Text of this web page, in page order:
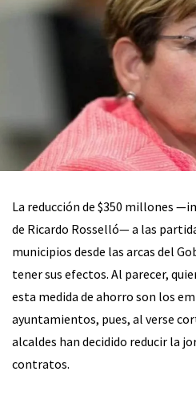
La reducción de $350 millones
de Ricardo Rosselló— a las
municipios desde las arcas del
tener sus efectos. Al parecer,
esta medida de ahorro son los
ayuntamientos, pues, al verse
alcaldes han decidido reducir la
contratos.